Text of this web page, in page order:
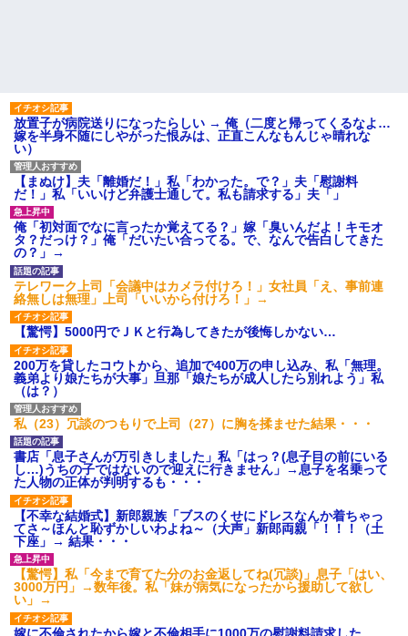
私「ちょっと、人の家の金庫
触らないでよ！」キチママ『そ
こに金庫があったから、開けて
みようとしただけ☆』義兄「泥
は出てけ！二度と来るな！」結
果・・・
私「初めて飲む味だけどなん
のお茶？」彼「ちっ！」私「」
【GIF】JSのカンチョーワロ
タ
後続車にクラクションを鳴ら
され彼氏が逆切れ。「何クラク
ション鳴らしてんだ！降りてこ
いよ！」と怒鳴りだし...
【衝撃】報酬100万円超の治験
募集がこちらｗｗｗｗｗ(※画像
あり)
【ネット騒然】惨殺されたタ
ワマン頂き女子のこの動画、す
げえええええｗｗｗｗｗｗｗｗ
ｗｗｗ
【愕然】白のクラウン俺氏、
高速道路左車線を制限速度で走
った結果wwwwwwwwwwww
百年の恋12-899 食べた量を
張り合ってくる
【悲報】佐藤輝明・・・２軍
でも盛大にやらかす←あまり悲
しませないでくれ
放置子が病院送りになったらしい → 俺（二度と帰ってくるなよ…
嫁を半身不随にしやがった恨みは、正直こんなもんじゃ晴れな
い）
【まぬけ】夫「離婚だ！」私「わかった。で？」夫「慰謝料
だ！」私「いいけど弁護士通して。私も請求する」夫「」
俺「初対面でなに言ったか覚えてる？」嫁「臭いんだよ！キモオ
タ？だっけ？」俺「だいたい合ってる。で、なんで告白してきた
の？」→
テレワーク上司「会議中はカメラ付けろ！」女社員「え、事前連
絡無しは無理」上司「いいから付けろ！」→
【驚愕】5000円でＪＫと行為してきたが後悔しかない…
200万を貸したコウトから、追加で400万の申し込み、私「無理。
義弟より娘たちが大事」旦那「娘たちが成人したら別れよう」私
（は？）
私（23）冗談のつもりで上司（27）に胸を揉ませた結果・・・
書店「息子さんが万引きしました」私「はっ？(息子目の前にいる
し…)うちの子ではないので迎えに行きません」→息子を名乗って
た人物の正体が判明するも・・・
【不幸な結婚式】新郎親族「ブスのくせにドレスなんか着ちゃっ
てさ～ほんと恥ずかしいわよね～（大声」新郎両親「！！！（土
下座」→ 結果・・・
【驚愕】私「今まで育てた分のお金返してね(冗談)」息子「はい、
3000万円」→数年後。私「妹が病気になったから援助して欲し
い」→
嫁に不倫されたから嫁と不倫相手に1000万の慰謝料請求した